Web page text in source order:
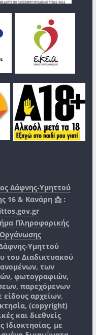
Δάφνης-Υμηττού
16 & Κανάρη 📩 :
Πληροφορικής
Υμηττού
του Διαδικτυακού
των
φωτογραφιών,
παρεχόμενων
είδους αρχείων,
(copyright)
και διεθνείς
Ιδιοκτησίας, με